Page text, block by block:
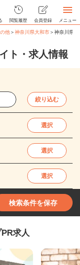
閲覧履歴 会員登録 メニュー
他＞神奈川県大和市＞神奈川県
ト・求人情報
絞り込む
選択
選択
選択
検索条件を保存
求人